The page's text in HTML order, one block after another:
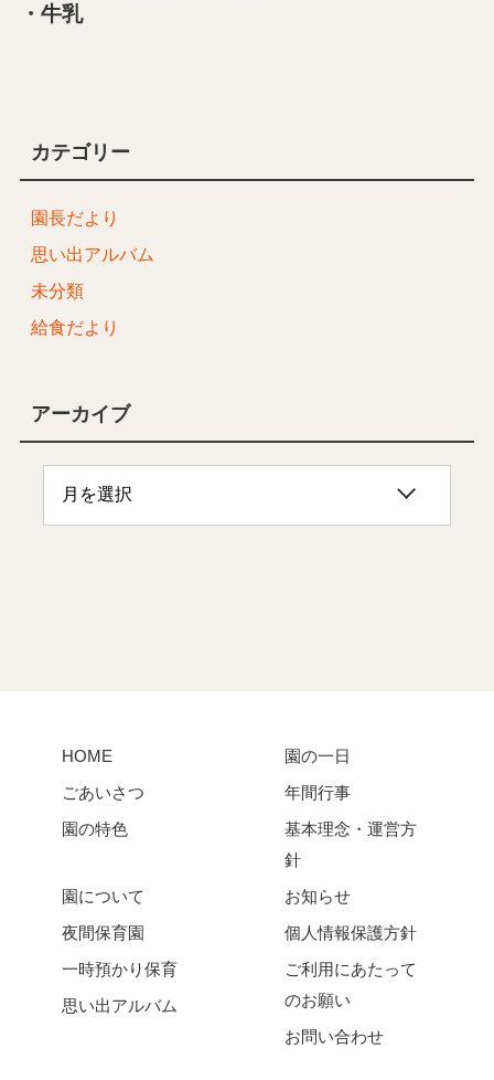
・牛乳
カテゴリー
園長だより
思い出アルバム
未分類
給食だより
アーカイブ
HOME
ごあいさつ
園の特色
園の一日
年間行事
基本理念・運営方
針
園について
夜間保育園
一時預かり保育
思い出アルバム
お知らせ
個人情報保護方針
ご利用にあたって
のお願い
お問い合わせ